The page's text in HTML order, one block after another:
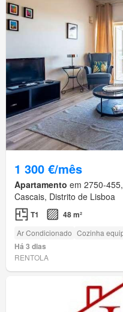
1 300 €/mês
Apartamento em 2750-
Cascais, Distrito de Lisboa
T1 48 m²
Ar Condicionado Cozinha
Há 3 dias
RENTOLA